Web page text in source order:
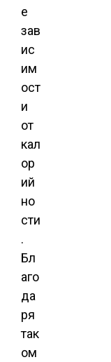
е
зав
ис
им
ост
и
от
кал
ор
ий
но
сти
.
Бл
аго
да
ря
так
ом